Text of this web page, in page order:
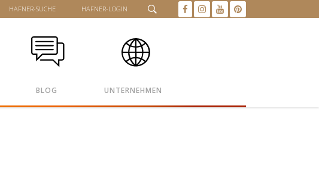
HAFNER-SUCHE HAFNER-LOGIN
BLOG UNTERNEHMEN